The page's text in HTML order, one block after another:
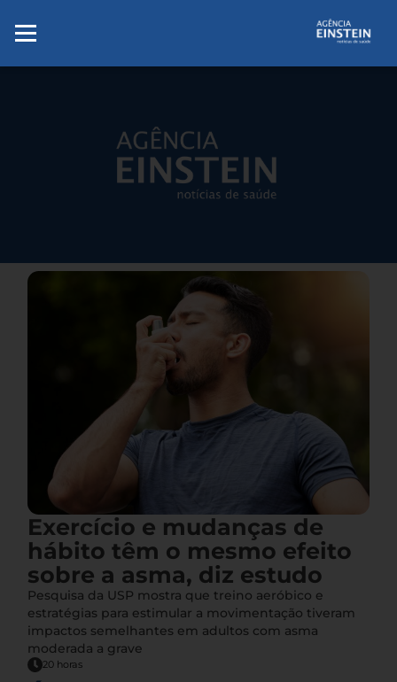
Exercício e mudanças de
hábito têm o mesmo efeito
sobre a asma, diz estudo
Pesquisa da USP mostra que treino aeróbico e
estratégias para estimular a movimentação tiveram
impactos semelhantes em adultos com asma
moderada a grave
20 horas